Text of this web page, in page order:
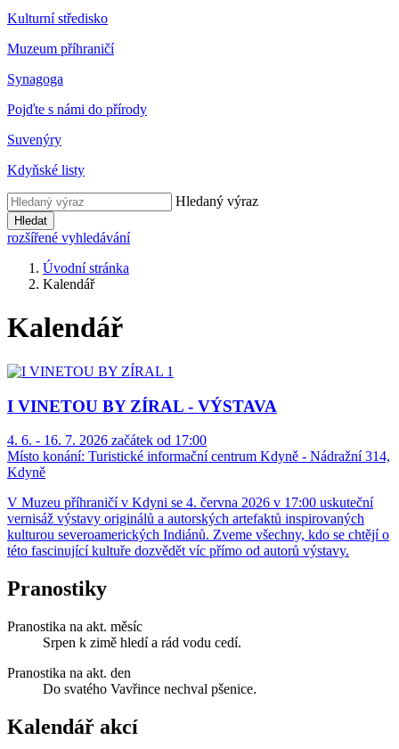
Kulturní středisko
Muzeum příhraničí
Synagoga
Pojďte s námi do přírody
Suvenýry
Kdyňské listy
Hledaný výraz
Hledat
rozšířené vyhledávání
Úvodní stránka
Kalendář
Kalendář
I VINETOU BY ZÍRAL - VÝSTAVA
4. 6. - 16. 7. 2026 začátek od 17:00
Místo konání: Turistické informační centrum Kdyně - Nádražní 314,
Kdyně
V Muzeu příhraničí v Kdyni se 4. června 2026 v 17:00 uskuteční
vernisáž výstavy originálů a autorských artefaktů inspirovaných
kulturou severoamerických Indiánů. Zveme všechny, kdo se chtějí o
této fascinující kultuře dozvědět víc přímo od autorů výstavy.
Pranostiky
Pranostika na akt. měsíc
Srpen k zimě hledí a rád vodu cedí.
Pranostika na akt. den
Do svatého Vavřince nechval pšenice.
Kalendář akcí